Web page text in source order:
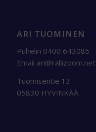
ARI TUOMINEN
Puhelin 0400 643085
Email ari@rallizoom.net
Tuomisentie 13
05830 HYVINKÄÄ